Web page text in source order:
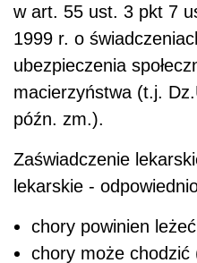
w art. 55 ust. 3 pkt 7
1999 r. o
ubezpieczenia
macierzyństwa (t.j.
późn. zm.).
Zaświadczenie
lekarskie -
chory powinien
chory może chodzić